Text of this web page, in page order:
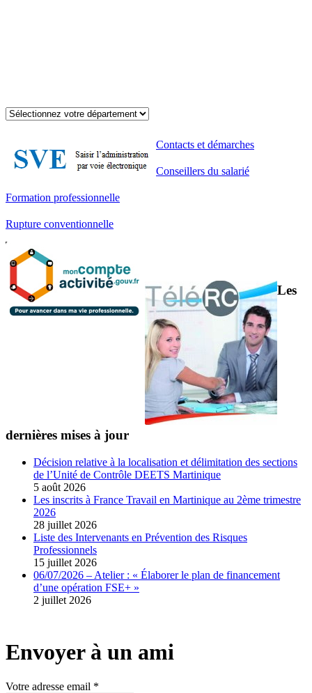
Contacts et démarches
Conseillers du salarié
Formation professionnelle
Rupture conventionnelle
Les
dernières mises à jour
Décision relative à la localisation et délimitation des sections
de l’Unité de Contrôle DEETS Martinique
5 août 2026
Les inscrits à France Travail en Martinique au 2ème trimestre
2026
28 juillet 2026
Liste des Intervenants en Prévention des Risques
Professionnels
15 juillet 2026
06/07/2026 – Atelier : « Élaborer le plan de financement
d’une opération FSE+ »
2 juillet 2026
Envoyer à un ami
Votre adresse email *